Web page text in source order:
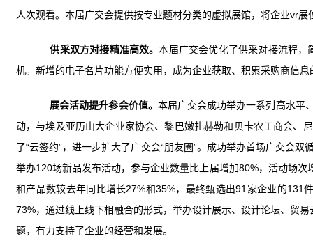
人次观看。本届广交会提供按专业题材分类的虚拟展馆，将企业vr
供采双方对接精准高效。本届广交会优化了供采对接流程，
机。新增的电子名片功能方便实用，成为企业获取、积累采购商信
展会活动提升参会价值。 本届广交会成功举办一系列高水平
动，与埃及亚历山大企业家协会、黎巴嫩扎赫勒和贝卡农工商会、
了“云签约”，进一步扩大了广交会“朋友圈”。成功举办首场广交会
举办120场新品发布活动，参与企业数量比上届增加80%，活动场
和产品数较去年同比增长27%和35%，最终甄选出91家企业的131
73%，通过线上线下相融合的形式，举办设计展示、设计论坛、贸
题，有力支持了企业的经营和发展。